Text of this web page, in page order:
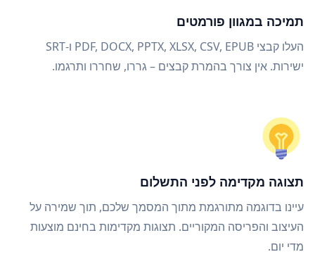
תמיכה במגוון פורמטים
העלו קבצי PDF, DOCX, PPTX, XLSX, CSV, EPUB ו-SRT
ישירות. אין צורך בהמרת קבצים – גררו, שחררו ותרגמו.
תצוגה מקדימה לפני התשלום
עיינו בדוגמה מתורגמת מתוך המסמך שלכם, תוך שמירה על
העיצוב והפריסה המקוריים. תצוגות מקדימות בחינם מוצעות
מדי יום.